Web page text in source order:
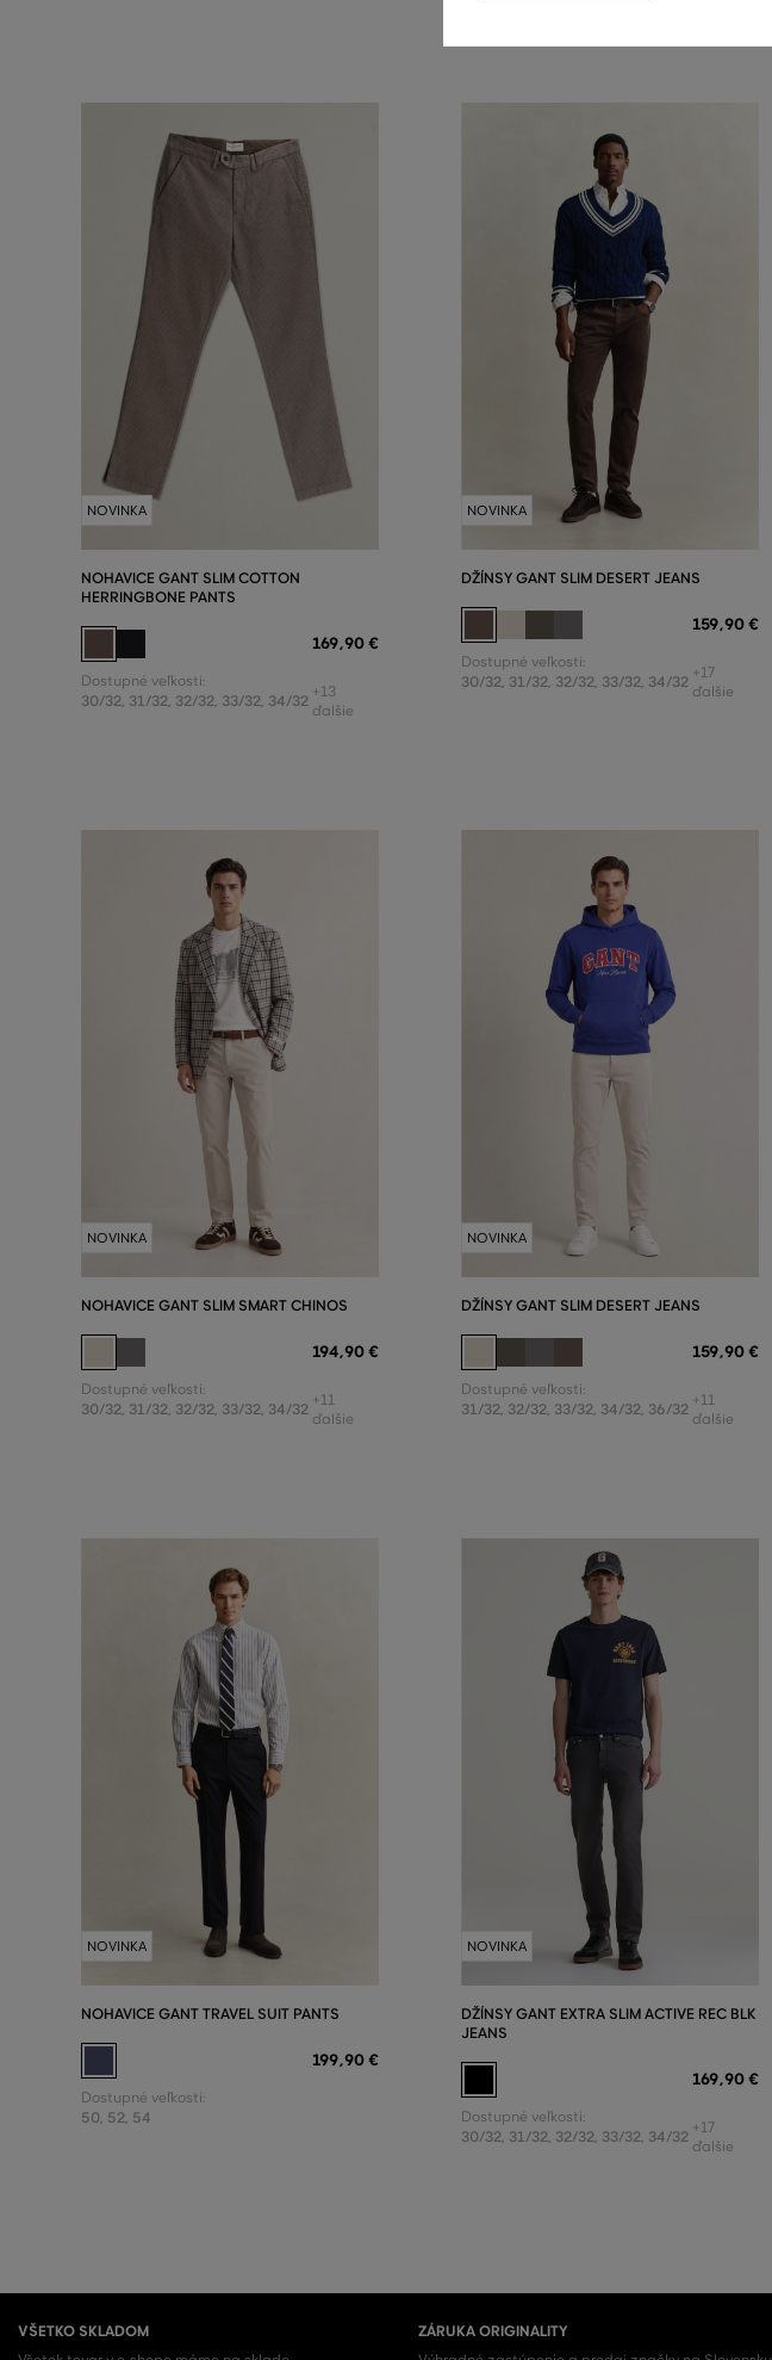
NOVINKA
NOHAVICE GANT SLIM COTTON
HERRINGBONE PANTS
169,90 €
Dostupné veľkosti:
30/32, 31/32, 32/32, 33/32, 34/32 +13
ďalšie
NOVINKA
DŽÍNSY GANT SLIM DESERT JEANS
159,90 €
Dostupné veľkosti:
30/32, 31/32, 32/32, 33/32, 34/32 +17
ďalšie
NOVINKA
NOHAVICE GANT SLIM SMART CHINOS
194,90 €
Dostupné veľkosti:
30/32, 31/32, 32/32, 33/32, 34/32 +11
ďalšie
NOVINKA
DŽÍNSY GANT SLIM DESERT JEANS
159,90 €
Dostupné veľkosti:
31/32, 32/32, 33/32, 34/32, 36/32 +11
ďalšie
NOVINKA
NOHAVICE GANT TRAVEL SUIT PANTS
199,90 €
Dostupné veľkosti:
50, 52, 54
NOVINKA
DŽÍNSY GANT EXTRA SLIM ACTIVE REC BLK
JEANS
169,90 €
Dostupné veľkosti:
30/32, 31/32, 32/32, 33/32, 34/32 +17
ďalšie
VŠETKO SKLADOM ZÁRUKA ORIGINALITY